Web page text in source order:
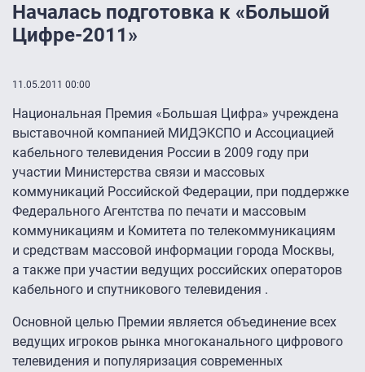
Началась подготовка к «Большой
Цифре-2011»
11.05.2011 00:00
Национальная Премия «Большая Цифра» учреждена
выставочной компанией МИДЭКСПО и Ассоциацией
кабельного телевидения России в 2009 году при
участии Министерства связи и массовых
коммуникаций Российской Федерации, при поддержке
Федерального Агентства по печати и массовым
коммуникациям и Комитета по телекоммуникациям
и средствам массовой информации города Москвы,
а также при участии ведущих российских операторов
кабельного и спутникового телевидения .
Основной целью Премии является объединение всех
ведущих игроков рынка многоканального цифрового
телевидения и популяризация современных